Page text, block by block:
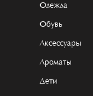
Одежда
Обувь
Аксессуары
Ароматы
Дети